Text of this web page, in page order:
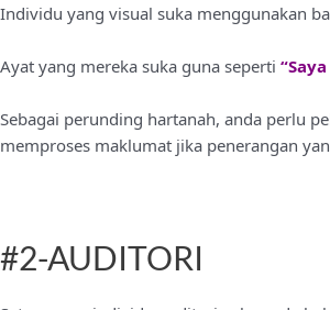
Individu yang visual suka menggunakan
Ayat yang mereka suka guna seperti
Sebagai perunding hartanah, anda perlu
memproses maklumat jika penerangan
#2-AUDITORI